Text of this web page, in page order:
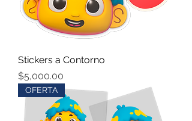
Stickers a Contorno
Precio
$5,000.00
OFERTA